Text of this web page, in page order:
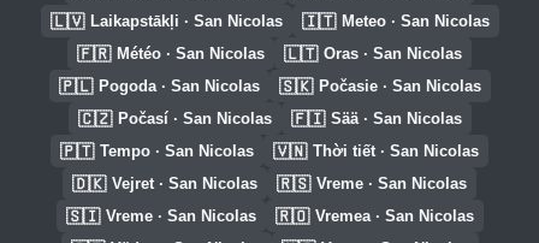
🇱🇻 Laikapstākļi · San Nicolas 🇮🇹 Meteo · San Nicolas
🇫🇷 Météo · San Nicolas 🇱🇹 Oras · San Nicolas
🇵🇱 Pogoda · San Nicolas 🇸🇰 Počasie · San Nicolas
🇨🇿 Počasí · San Nicolas 🇫🇮 Sää · San Nicolas
🇵🇹 Tempo · San Nicolas 🇻🇳 Thời tiết · San Nicolas
🇩🇰 Vejret · San Nicolas 🇷🇸 Vreme · San Nicolas
🇸🇮 Vreme · San Nicolas 🇷🇴 Vremea · San Nicolas